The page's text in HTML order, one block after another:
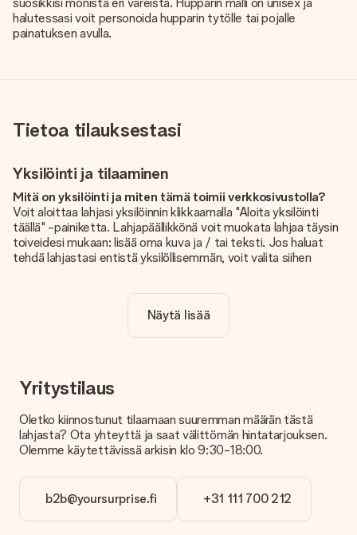
halutessasi voit personoida hupparin tytölle tai pojalle
painatuksen avulla.
Tietoa tilauksestasi
Yksilöinti ja tilaaminen
Mitä on yksilöinti ja miten tämä toimii verkkosivustolla?
Voit aloittaa lahjasi yksilöinnin klikkaamalla "Aloita yksilöinti
täällä" -painiketta. Lahjapäällikkönä voit muokata lahjaa täysin
toiveidesi mukaan: lisää oma kuva ja / tai teksti. Jos haluat
tehdä lahjastasi entistä yksilöllisemmän, voit valita siihen
Sisältyykö yksilöinti hintaan?
Sivustolla näkyvä hinta sisältää lahjasi yksilöinnin. Hauskaa ja
Haluamme varmistaa, että olet täysin tyytyväinen lahjaasi.
Siksi on tärkeää käyttää korkealaatuisia valokuvia. Jos olet
asiakaspalvelutiimiimme ja liitä valokuva tilaamasi lahjan
mukana. He voivat sitten tarkistaa laadun puolestasi!
Voit ladata editoriin JPG- ja PNG-tiedostoja. Vai onko sinulla
kuva eri formaatissa? Ota yhteyttä asiakaspalveluun. He
auttavat sinua mielellään, jotta voit tehdä haluamasi lahjan!
Näytä lisää
Yritystilaus
Oletko kiinnostunut tilaamaan suuremman määrän tästä
lahjasta? Ota yhteyttä ja saat välittömän hintatarjouksen.
Olemme käytettävissä arkisin klo 9:30-18:00.
b2b@yoursurprise.fi +31 111 700 212